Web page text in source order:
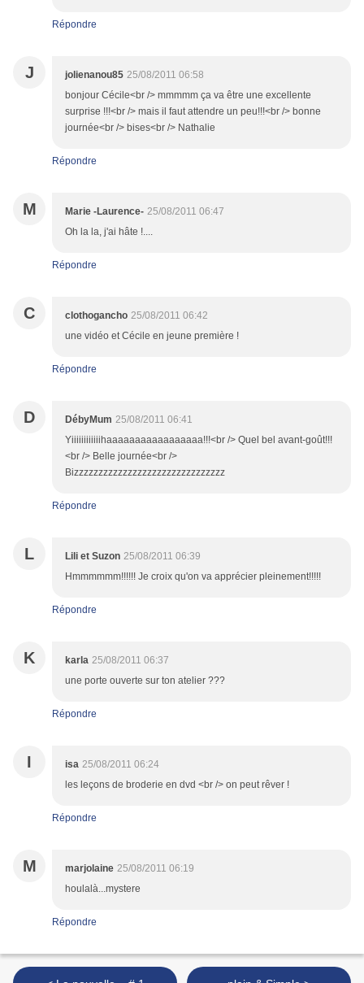
Répondre
J jolienanou85 25/08/2011 06:58
bonjour Cécile<br /> mmmmm ça va être une excellente
surprise !!!<br /> mais il faut attendre un peu!!!<br /> bonne
journée<br /> bises<br /> Nathalie
Répondre
M Marie -Laurence- 25/08/2011 06:47
Oh la la, j'ai hâte !....
Répondre
C clothogancho 25/08/2011 06:42
une vidéo et Cécile en jeune première !
Répondre
D DébyMum 25/08/2011 06:41
Yiiiiiiiiiiiihaaaaaaaaaaaaaaaaa!!!<br /> Quel bel avant-goût!!!
<br /> Belle journée<br />
Bizzzzzzzzzzzzzzzzzzzzzzzzzzzzzzz
Répondre
L Lili et Suzon 25/08/2011 06:39
Hmmmmmm!!!!!! Je croix qu'on va apprécier pleinement!!!!!
Répondre
K karla 25/08/2011 06:37
une porte ouverte sur ton atelier ???
Répondre
I isa 25/08/2011 06:24
les leçons de broderie en dvd <br /> on peut rêver !
Répondre
M marjolaine 25/08/2011 06:19
houlalà...mystere
Répondre